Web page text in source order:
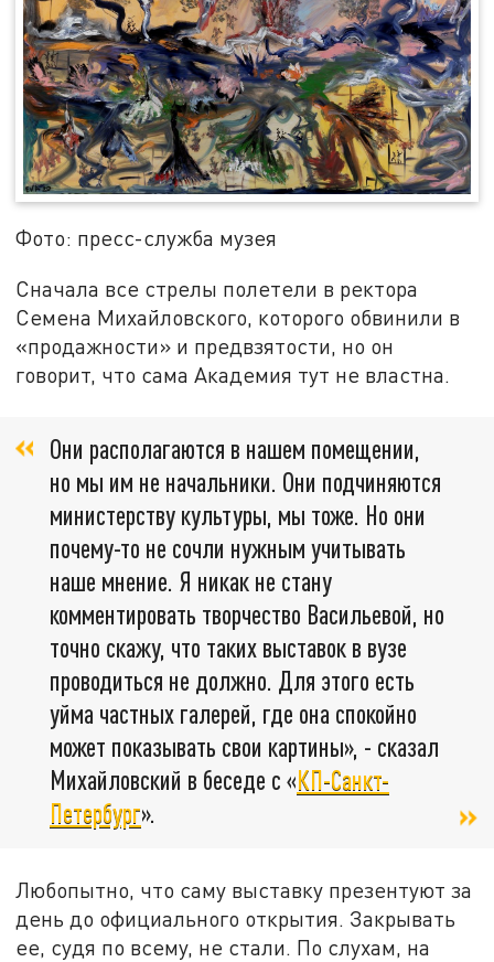
Фото: пресс-служба музея
Сначала все стрелы полетели в ректора
Семена Михайловского, которого обвинили в
«продажности» и предвзятости, но он
говорит, что сама Академия тут не властна.
Они располагаются в нашем помещении,
но мы им не начальники. Они подчиняются
министерству культуры, мы тоже. Но они
почему-то не сочли нужным учитывать
наше мнение. Я никак не стану
комментировать творчество Васильевой, но
точно скажу, что таких выставок в вузе
проводиться не должно. Для этого есть
уйма частных галерей, где она спокойно
может показывать свои картины», - сказал
Михайловский в беседе с «КП-Санкт-
Петербург».
Любопытно, что саму выставку презентуют за
день до официального открытия. Закрывать
ее, судя по всему, не стали. По слухам, на